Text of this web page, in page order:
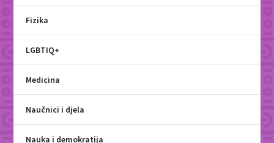
Fizika
LGBTIQ+
Medicina
Naučnici i djela
Nauka i demokratija